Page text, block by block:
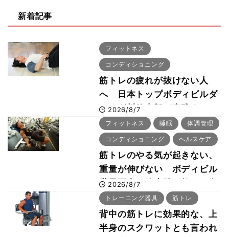
新着記事
フィットネス
コンディショニング
筋トレの疲れが抜けない人
へ 日本トップボディビルダ
ー・刈川啓志郎が実践する
「回復習慣」
2026/8/7
フィットネス 睡眠 体調管理
コンディショニング ヘルスケア
筋トレのやる気が起きない、
重量が伸びない ボディビル
世界王者・鈴木雅が教える食
事・睡眠・呼吸の整え方
2026/8/7
トレーニング器具 筋トレ
背中の筋トレに効果的な、上
半身のスクワットとも言われ